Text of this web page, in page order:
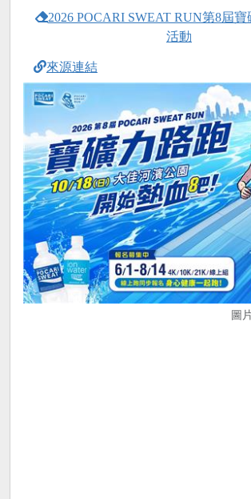
2026 POCARI SWEAT RUN第8屆
活動
來源連結
圖